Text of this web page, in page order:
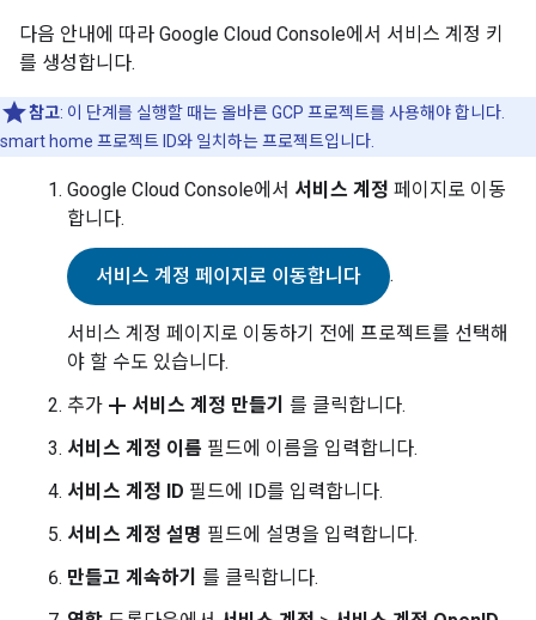
다음 안내에 따라 Google Cloud Console에서 서비스 계정 키
를 생성합니다.
참고: 이 단계를 실행할 때는 올바른 GCP 프로젝트를 사용해야 합니다.
smart home 프로젝트 ID와 일치하는 프로젝트입니다.
Google Cloud Console에서 서비스 계정 페이지로 이동
합니다.
서비스 계정 페이지로 이동합니다 .
서비스 계정 페이지로 이동하기 전에 프로젝트를 선택해
야 할 수도 있습니다.
추가 add 서비스 계정 만들기 를 클릭합니다.
서비스 계정 이름 필드에 이름을 입력합니다.
서비스 계정 ID 필드에 ID를 입력합니다.
서비스 계정 설명 필드에 설명을 입력합니다.
만들고 계속하기 를 클릭합니다.